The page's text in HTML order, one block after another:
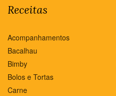
Receitas
Acompanhamentos
Bacalhau
Bimby
Bolos e Tortas
Carne